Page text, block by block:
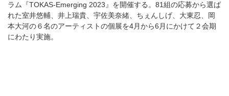
ラム『TOKAS-Emerging 2023』を開催する。81組の応募から選ば
れた室井悠輔、井上瑞貴、宇佐美奈緒、ちぇんしげ、大東忍、岡
本大河の６名のアーティストの個展を4月から6月にかけて２会期
にわたり実施。